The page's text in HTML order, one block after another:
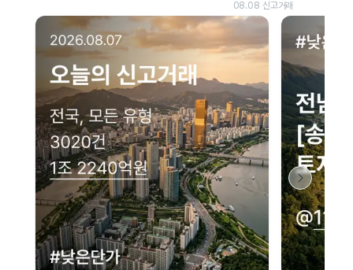
네이버 지도 연결 안내
현재 네이버 지도 연결이 원활하지 않아 지도를 불러올 수 없습니다.
이용에 불편을 드려 죄송합니다.
다시 시도